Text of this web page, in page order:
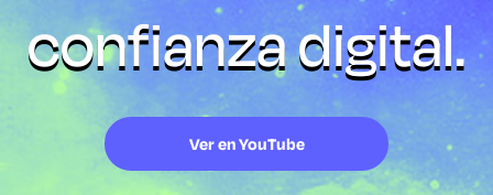
confianza digital.
Ver en YouTube